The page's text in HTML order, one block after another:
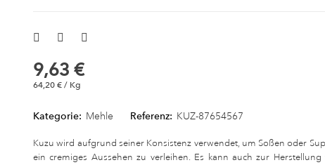
9,63 €
64,20 € / Kg
Kategorie: Mehle Referenz: KUZ-87654567
Kuzu wird aufgrund seiner Konsistenz verwendet, um Soßen oder
ein cremiges Aussehen zu verleihen. Es kann auch zur